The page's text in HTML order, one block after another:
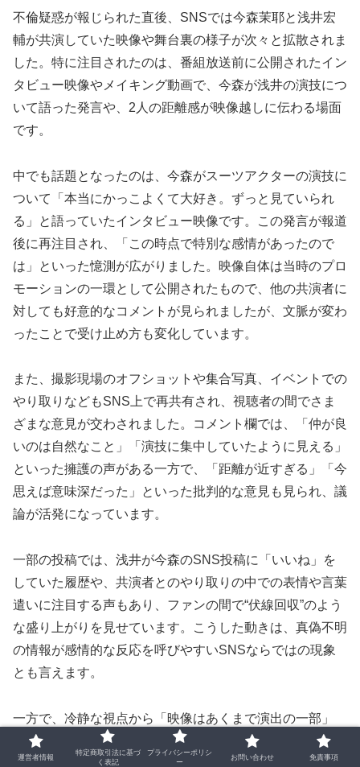
不倫疑惑が報じられた直後、SNSでは今森茉耶と浅井宏
輔が共演していた映像や舞台裏の様子が次々と拡散されま
した。特に注目されたのは、番組放送前に公開されたイン
タビュー映像やメイキング動画で、今森が浅井の演技につ
いて語った発言や、2人の距離感が映像越しに伝わる場面
です。
中でも話題となったのは、今森がスーツアクターの演技に
ついて「本当にかっこよくて大好き。ずっと見ていられ
る」と語っていたインタビュー映像です。この発言が報道
後に再注目され、「この時点で特別な感情があったので
は」といった憶測が広がりました。映像自体は当時のプロ
モーションの一環として公開されたもので、他の共演者に
対しても好意的なコメントが見られましたが、文脈が変わ
ったことで受け止め方も変化しています。
また、撮影現場のオフショットや集合写真、イベントでの
やり取りなどもSNS上で再共有され、視聴者の間でさま
ざまな意見が交わされました。コメント欄では、「仲が良
いのは自然なこと」「演技に集中していたように見える」
といった擁護の声がある一方で、「距離が近すぎる」「今
思えば意味深だった」といった批判的な意見も見られ、議
論が活発になっています。
一部の投稿では、浅井が今森のSNS投稿に「いいね」を
していた履歴や、共演者とのやり取りの中での表情や言葉
遣いに注目する声もあり、ファンの間で“伏線回収”のよう
な盛り上がりを見せています。こうした動きは、真偽不明
の情報が感情的な反応を呼びやすいSNSならではの現象
とも言えます。
一方で、冷静な視点から「映像はあくまで演出の一部」
「共演者同士の信頼関係を疑うのは早計」とする意見もあ
り、視聴者の受け止め方には大きな幅があります。SNS
運営者情報
特定商取引法に基づ
く表記
プライバシーポリシ
ー
お問い合わせ 免責事項